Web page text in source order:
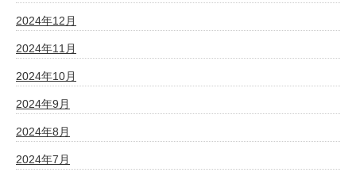
2024年12月
2024年11月
2024年10月
2024年9月
2024年8月
2024年7月